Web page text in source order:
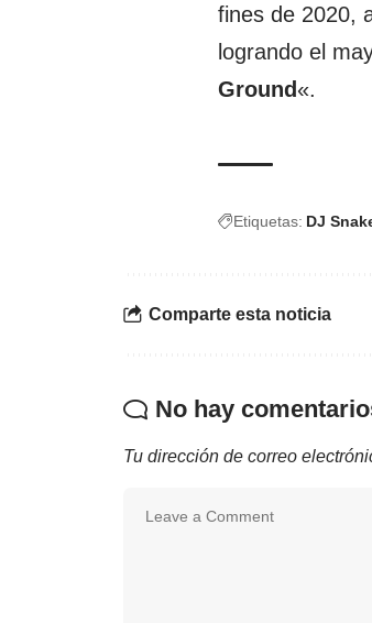
fines de 2020,
logrando el
Ground «.
Etiquetas: DJ
Comparte esta noticia
No hay
Tu dirección de correo